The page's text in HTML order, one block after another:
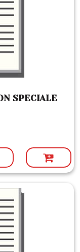
SPECIALE